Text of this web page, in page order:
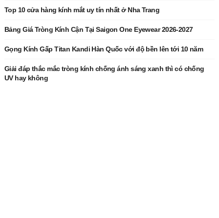
Top 10 cửa hàng kính mắt uy tín nhất ở Nha Trang
Bảng Giá Tròng Kính Cận Tại Saigon One Eyewear 2026-2027
Gọng Kính Gấp Titan Kandi Hàn Quốc với độ bền lên tới 10 năm
Giải đáp thắc mắc tròng kính chống ánh sáng xanh thì có chống
UV hay không